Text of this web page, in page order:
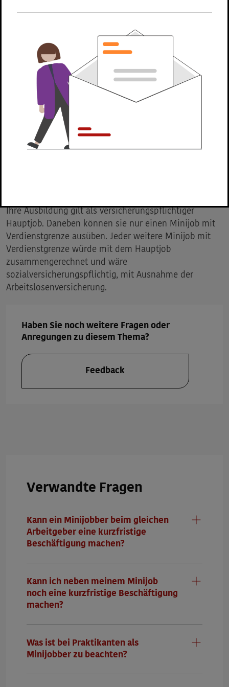
Ausbildungsvertrages erfolgt und
der Nebenjob im Rahmen eines Arbeitsvertrages,
liegt kein einheitliches Beschäftigungsverhältnis
Erläuterung
Als Auszubildender oder Auszubildende sind Sie ein
Ihre Ausbildung gilt als versicherungspflichtiger
Hauptjob. Daneben können sie nur einen Minijob mit
Verdienstgrenze ausüben. Jeder weitere Minijob mit
Verdienstgrenze würde mit dem Hauptjob
zusammengerechnet und wäre
sozialversicherungspflichtig, mit Ausnahme der
Arbeitslosenversicherung.
Haben Sie noch weitere Fragen oder
Anregungen zu diesem Thema?
Feedback
2. Wie können wir Sie erreichen?
Telefonische Beratung
Vorname und Nachname
Verwandte Fragen
Kann ein Minijobber beim gleichen
Arbeitgeber eine kurzfristige
Beschäftigung machen?
Kann ich neben meinem Minijob
noch eine kurzfristige Beschäftigung
machen?
Was ist bei Praktikanten als
Minijobber zu beachten?